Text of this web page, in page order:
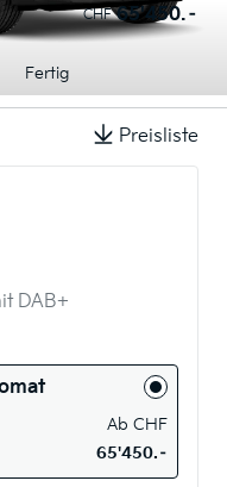
CHF 65'450.–
Fertig
Preisliste
DAB+
Ab CHF
65'450.–